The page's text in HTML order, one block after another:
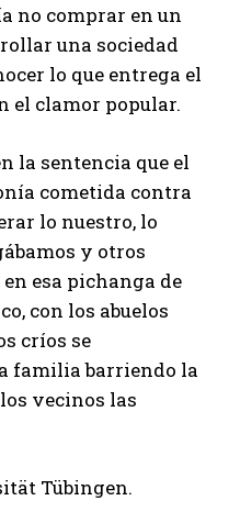
no comprar en un
una sociedad
lo que entrega el
el clamor popular.
la sentencia que el
cometida contra
lo nuestro, lo
y otros
esa pichanga de
con los abuelos
críos se
familia barriendo la
vecinos las
Tübingen.